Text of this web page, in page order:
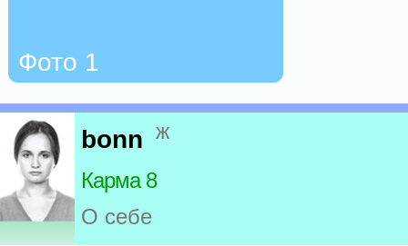
Фото 1
bonn ж
Карма 8
О себе